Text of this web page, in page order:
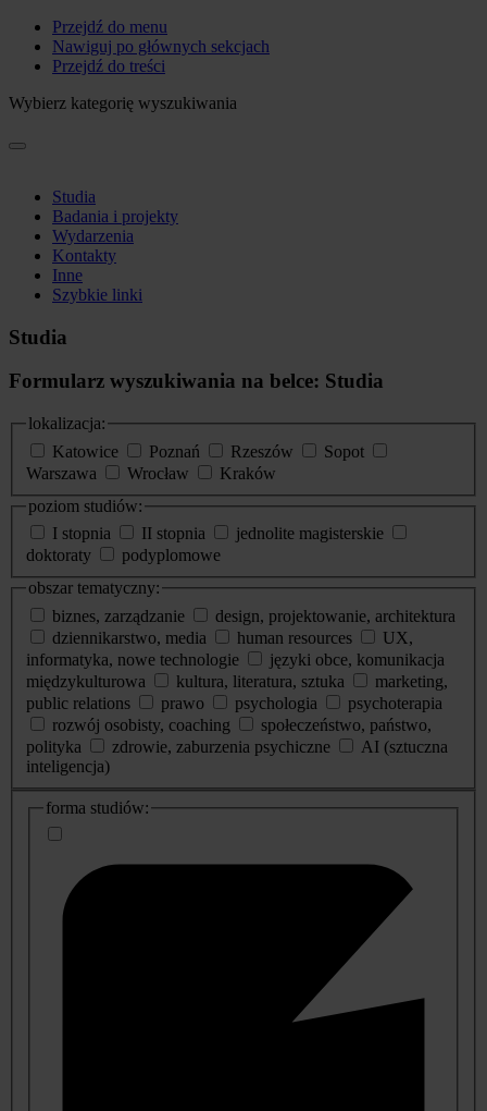
Przejdź do menu
Nawiguj po głównych sekcjach
Przejdź do treści
Wybierz kategorię wyszukiwania
Studia
Badania i projekty
Wydarzenia
Kontakty
Inne
Szybkie linki
Studia
Formularz wyszukiwania na belce: Studia
lokalizacja:
Katowice
Poznań Rzeszów
Sopot
Warszawa
Wrocław
Kraków
poziom studiów:
I stopnia
II stopnia
jednolite magisterskie
doktoraty
podyplomowe
obszar tematyczny:
biznes, zarządzanie
design, projektowanie, architektura
dziennikarstwo, media
human resources
UX,
informatyka, nowe technologie
języki obce, komunikacja
międzykulturowa
kultura, literatura, sztuka
marketing,
public relations
prawo psychologia
psychoterapia
rozwój osobisty, coaching
społeczeństwo, państwo,
polityka
zdrowie, zaburzenia psychiczne
AI (sztuczna
inteligencja)
dodatkowe
informacje
forma studiów: